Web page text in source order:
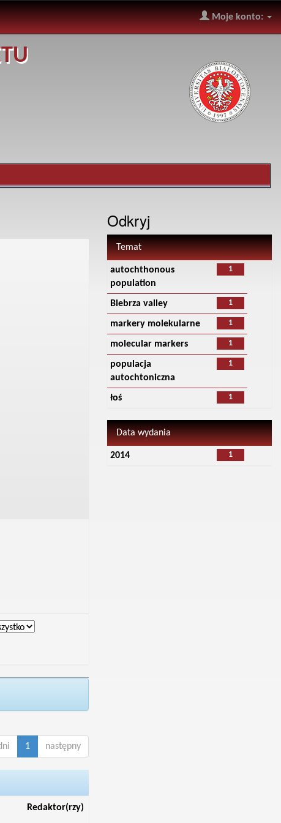
Moje konto:
1 następny
Redaktor(rzy)
Odkryj
Temat
1
autochthonous
population
1
Biebrza valley
1
markery molekularne
1
molecular markers
1
populacja
autochtoniczna
1
łoś
Data wydania
1
2014